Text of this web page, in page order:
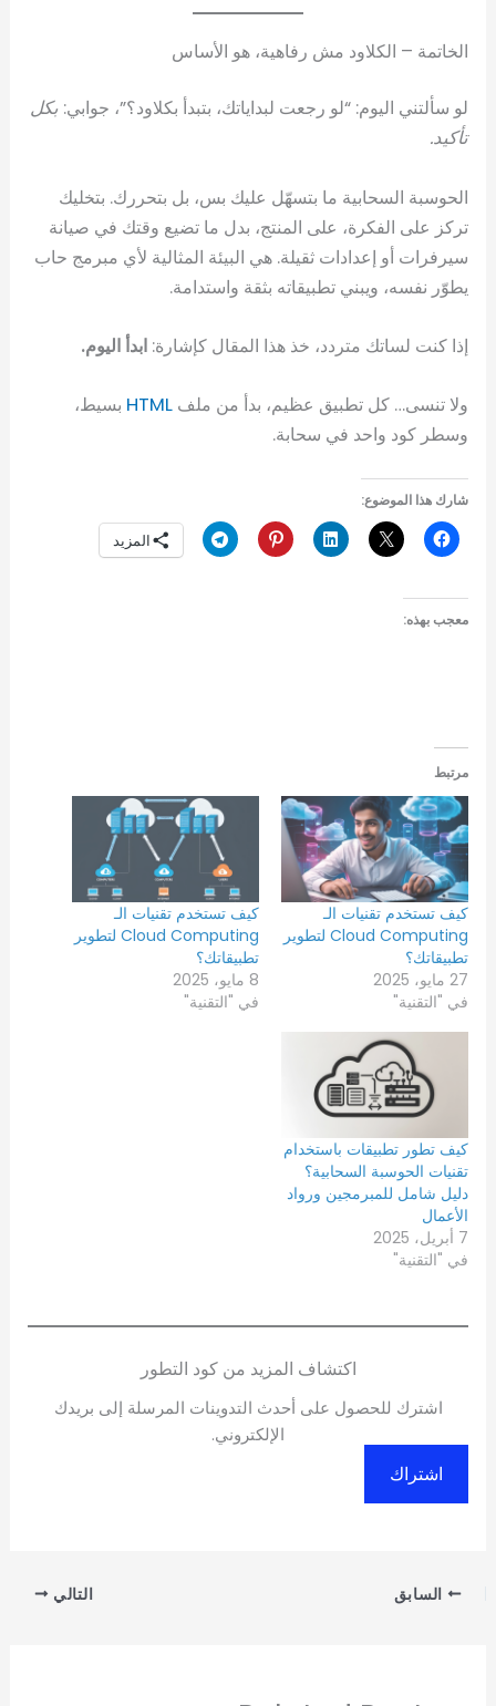
الخاتمة – الكلاود مش رفاهية، هو الأساس
لو سألتني اليوم: “لو رجعت لبداياتك، بتبدأ بكلاود؟”، جوابي: بكل
تأكيد.
الحوسبة السحابية ما بتسهّل عليك بس، بل بتحررك. بتخليك
تركز على الفكرة، على المنتج، بدل ما تضيع وقتك في صيانة
سيرفرات أو إعدادات ثقيلة. هي البيئة المثالية لأي مبرمج حاب
يطوّر نفسه، ويبني تطبيقاته بثقة واستدامة.
إذا كنت لساتك متردد، خذ هذا المقال كإشارة:ابدأ اليوم.
ولا تنسى… كل تطبيق عظيم، بدأ من ملفHTML بسيط،
وسطر كود واحد في سحابة.
شارك هذا الموضوع:
المزيد
معجب بهذه:
مرتبط
كيف تستخدم تقنيات الـ
Cloud Computing لتطوير
تطبيقاتك؟
27 مايو، 2025
في "التقنية"
كيف تستخدم تقنيات الـ
Cloud Computing لتطوير
تطبيقاتك؟
8 مايو، 2025
في "التقنية"
كيف تطور تطبيقات باستخدام
تقنيات الحوسبة السحابية؟
دليل شامل للمبرمجين ورواد
الأعمال
7 أبريل، 2025
في "التقنية"
اكتشاف المزيد من كود التطور
اشترك للحصول على أحدث التدوينات المرسلة إلى بريدك
الإلكتروني.
اشتراك
السابق التالي